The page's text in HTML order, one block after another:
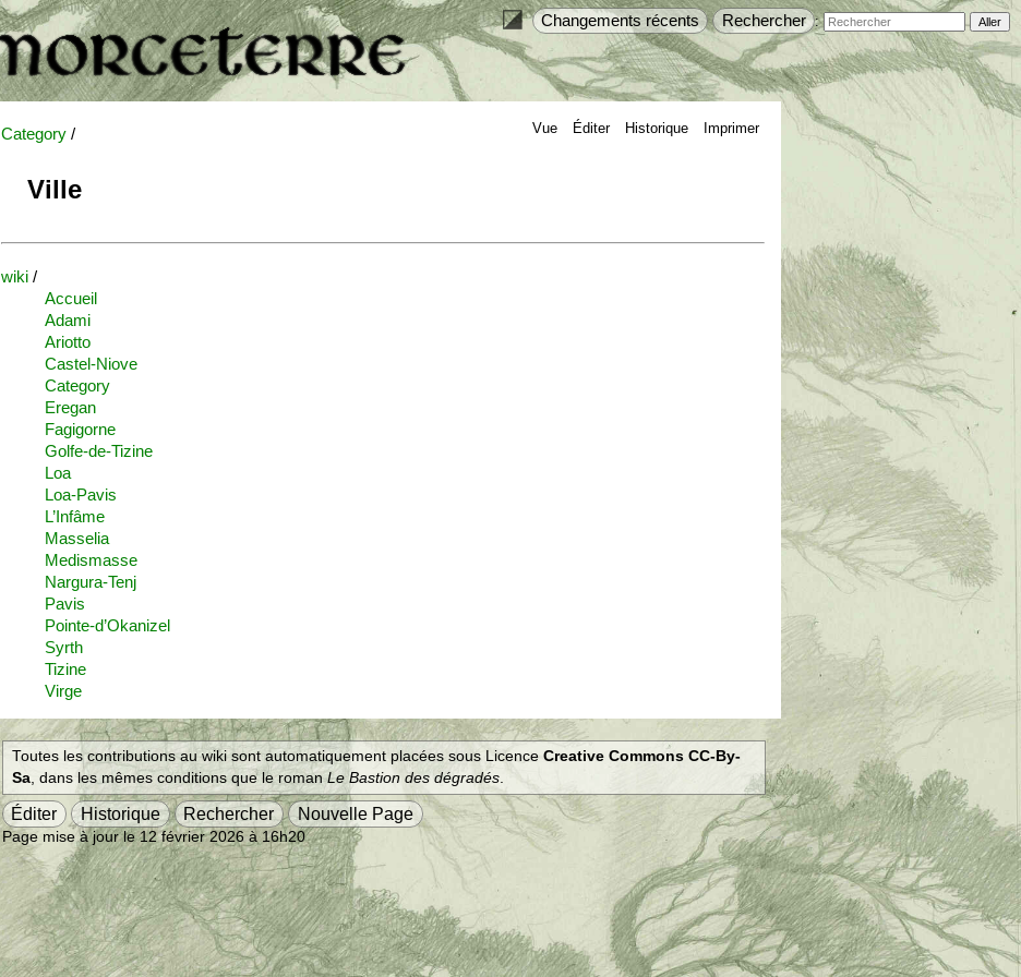
Changements récents Rechercher :
Vue Éditer Historique Imprimer
Category /
Ville
wiki /
Accueil
Adami
Ariotto
Castel-Niove
Category
Eregan
Fagigorne
Golfe-de-Tizine
Loa
Loa-Pavis
L’Infâme
Masselia
Medismasse
Nargura-Tenj
Pavis
Pointe-d’Okanizel
Syrth
Tizine
Virge
Toutes les contributions au wiki sont automatiquement placées sous Licence Creative Commons CC-By-
Sa, dans les mêmes conditions que le romanLe Bastion des dégradés.
Éditer Historique Rechercher Nouvelle Page
Page mise à jour le 12 février 2026 à 16h20